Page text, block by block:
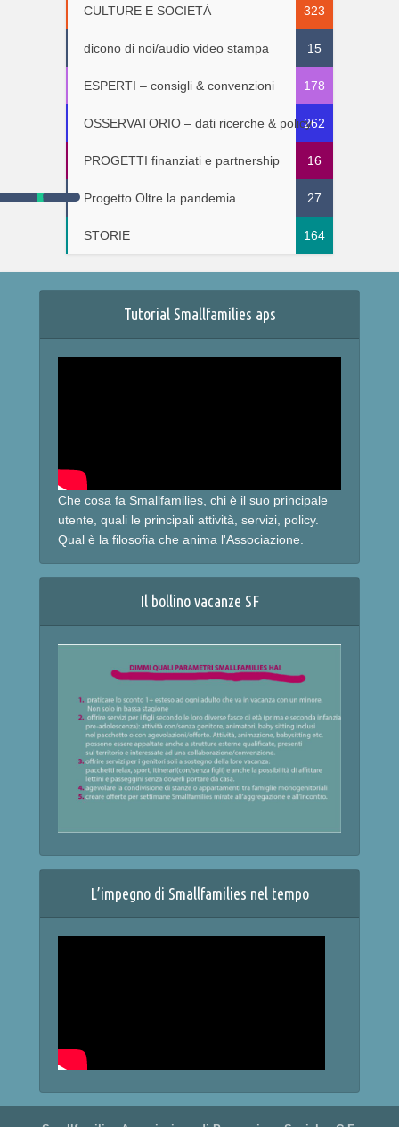
CULTURE E SOCIETÀ 323
dicono di noi/audio video stampa 15
ESPERTI – consigli & convenzioni 178
OSSERVATORIO – dati ricerche & policy262
PROGETTI finanziati e partnership 16
Progetto Oltre la pandemia 27
STORIE 164
Tutorial Smallfamilies aps
Che cosa fa Smallfamilies, chi è il suo principale
utente, quali le principali attività, servizi, policy.
Qual è la filosofia che anima l'Associazione.
Il bollino vacanze SF
L’impegno di Smallfamilies nel tempo